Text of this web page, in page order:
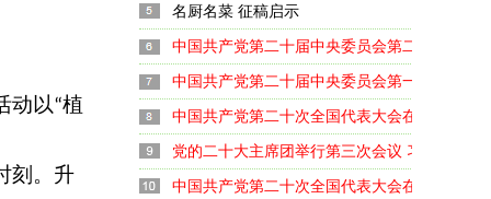
大启幕名厨名菜 征稿启示
中国共产党第二十届中央委员会第二次全体会
中国共产党第二十届中央委员会第一次全体会
中国共产党第二十次全国代表大会在京闭幕
党的二十大主席团举行第三次会议 习近平主持
中国共产党第二十次全国代表大会在京开幕
动以“植
刻。升